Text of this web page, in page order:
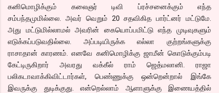
கனிமொழிக்கும் கலைஞர் டிவி ப்ரச்சனைக்கும் எந்த
சம்பந்தமுமில்லை. அவர் வெறும் 20 சதவிகித பார்ட்னர் மட்டுமே.
அது மட்டுமில்லாமல் அவரின் கையொப்பமிட்டு எந்த முடிவுகளும்
எடுக்கப்படுவதில்லை. அப்படியிருக்க எல்லா குற்றங்களுக்கு
ராசாதான் காரணம். எனவே கனிமொழிக்கு ஜாமீன் கொடுக்கும்படி
கேட்டிருகிறார் அவரது வக்கீல் ராம் ஜெத்மலானி. ராஜா
பலிகடாவாக்கிவிட்டார்கள், பெண்ணுக்கு ஒன்றென்றால் இங்கே
இவருக்கு துடிக்குது. என்றெல்லாம் ஆளாளுக்கு இணையத்தில்